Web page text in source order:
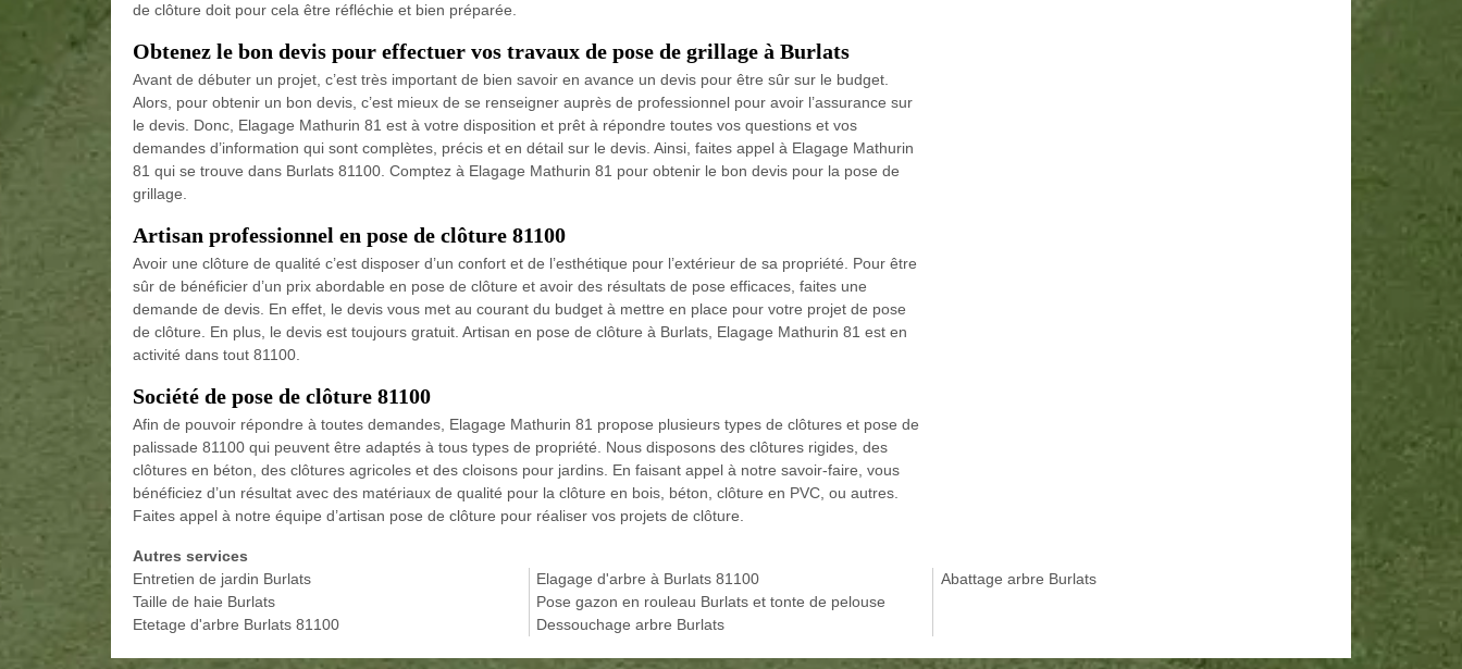
de clôture doit pour cela être réfléchie et bien préparée.
Obtenez le bon devis pour effectuer vos travaux de pose de grillage à Burlats
Avant de débuter un projet, c’est très important de bien savoir en avance un devis pour être sûr sur le budget.
Alors, pour obtenir un bon devis, c’est mieux de se renseigner auprès de professionnel pour avoir l’assurance sur
le devis. Donc, Elagage Mathurin 81 est à votre disposition et prêt à répondre toutes vos questions et vos
demandes d’information qui sont complètes, précis et en détail sur le devis. Ainsi, faites appel à Elagage Mathurin
81 qui se trouve dans Burlats 81100. Comptez à Elagage Mathurin 81 pour obtenir le bon devis pour la pose de
grillage.
Artisan professionnel en pose de clôture 81100
Avoir une clôture de qualité c’est disposer d’un confort et de l’esthétique pour l’extérieur de sa propriété. Pour être
sûr de bénéficier d’un prix abordable en pose de clôture et avoir des résultats de pose efficaces, faites une
demande de devis. En effet, le devis vous met au courant du budget à mettre en place pour votre projet de pose
de clôture. En plus, le devis est toujours gratuit. Artisan en pose de clôture à Burlats, Elagage Mathurin 81 est en
activité dans tout 81100.
Société de pose de clôture 81100
Afin de pouvoir répondre à toutes demandes, Elagage Mathurin 81 propose plusieurs types de clôtures et pose de
palissade 81100 qui peuvent être adaptés à tous types de propriété. Nous disposons des clôtures rigides, des
clôtures en béton, des clôtures agricoles et des cloisons pour jardins. En faisant appel à notre savoir-faire, vous
bénéficiez d’un résultat avec des matériaux de qualité pour la clôture en bois, béton, clôture en PVC, ou autres.
Faites appel à notre équipe d’artisan pose de clôture pour réaliser vos projets de clôture.
Autres services
Entretien de jardin Burlats
Taille de haie Burlats
Etetage d'arbre Burlats 81100
Elagage d'arbre à Burlats 81100
Pose gazon en rouleau Burlats et tonte de pelouse
Dessouchage arbre Burlats
Abattage arbre Burlats